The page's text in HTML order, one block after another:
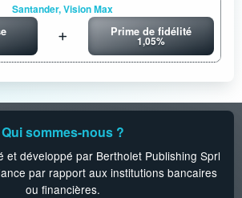
Santander, Vision Max
Prime de fidélité
1,05%
Qui sommes-nous ?
et développé par Bertholet Publishing Sprl
par rapport aux institutions bancaires
ou financières.